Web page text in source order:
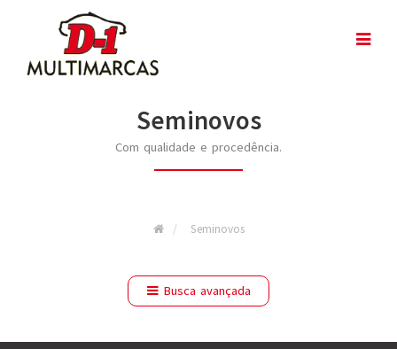
Seminovos
Com qualidade e procedência.
Seminovos
Busca avançada